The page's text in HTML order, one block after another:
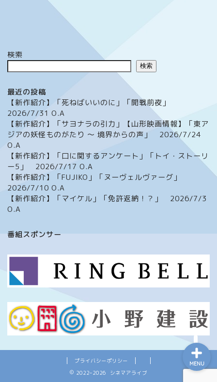
検索
検索
最近の投稿
【新作紹介】「死ねばいいのに」「開戦前夜」
2026/7/31 O.A
【新作紹介】「サヨナラの引力」【山形映画情報】「東ア
ジアの妖怪ものがたり ～ 境界からの声」 2026/7/24
O.A
【新作紹介】「口に関するアンケート」「トイ・ストーリ
ー5」 2026/7/17 O.A
【新作紹介】「FUJIKO」「ヌーヴェルヴァーグ」
2026/7/10 O.A
【新作紹介】「マイケル」「免許返納！？」 2026/7/3
O.A
番組スポンサー
プライバシーポリシー
2022–2026 シネマアライブ
MENU
番組について
メッセージフォーム
イベント情報